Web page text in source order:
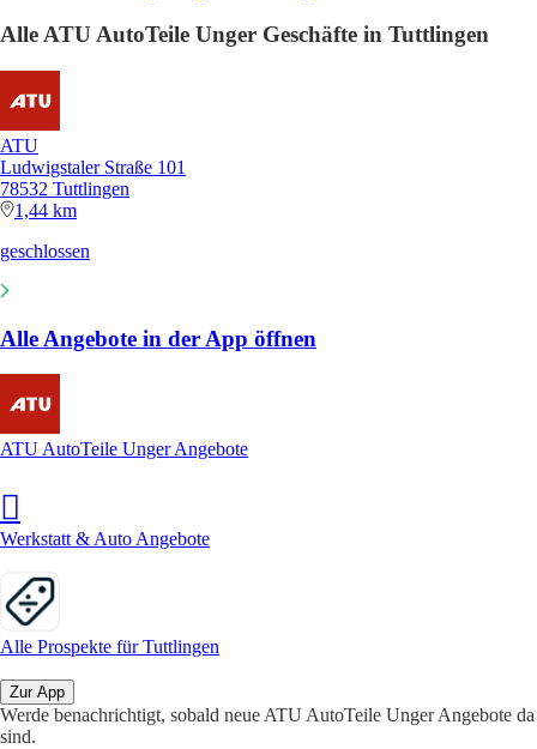
Alle ATU AutoTeile Unger Geschäfte in Tuttlingen
ATU
Ludwigstaler Straße 101
78532 Tuttlingen
1,44 km
geschlossen
Alle Angebote in der App öffnen
ATU AutoTeile Unger Angebote
Werkstatt & Auto Angebote
Alle Prospekte für Tuttlingen
Zur App
Werde benachrichtigt, sobald neue ATU AutoTeile Unger Angebote da
sind.